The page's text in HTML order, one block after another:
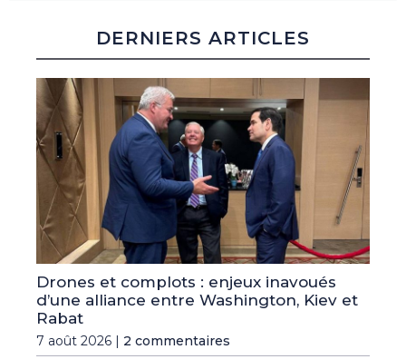
DERNIERS ARTICLES
Drones et complots : enjeux inavoués
d’une alliance entre Washington, Kiev et
Rabat
7 août 2026 | 2 commentaires